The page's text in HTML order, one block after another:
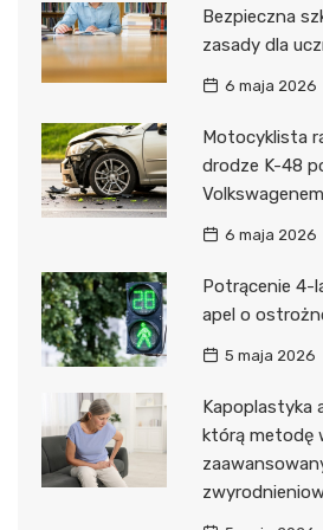
Bezpieczna
zasady dla
6 maja 2026
Motocyklista
drodze K-48
6 maja 2026
Potrącenie 4-
apel o
5 maja 2026
Kapoplastyka
którą metodę